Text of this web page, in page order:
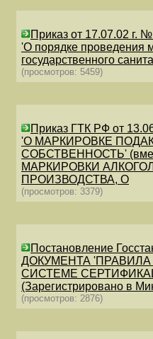
Приказ от 17.07.02 г.
'О порядке проведения
государственного
(просмотров: 5459)
Приказ ГТК РФ от
'О МАРКИРОВКЕ
СОБСТВЕННОСТЬ'
МАРКИРОВКИ
ПРОИЗВОДСТВА, О
(просмотров: 3379)
Постановление
ДОКУМЕНТА
СИСТЕМЕ
(Зарегистрировано в
(просмотров: 2876)